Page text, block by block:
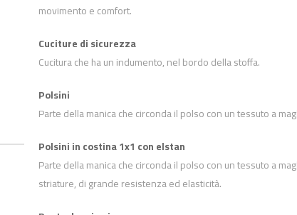
movimento e comfort.
Cuciture di sicurezza
Cucitura che ha un indumento, nel bordo della stoffa.
Polsini
Parte della manica che circonda il polso con un tessuto a
Polsini in costina 1x1 con elstan
Parte della manica che circonda il polso con un tessuto a
striature, di grande resistenza ed elasticità.